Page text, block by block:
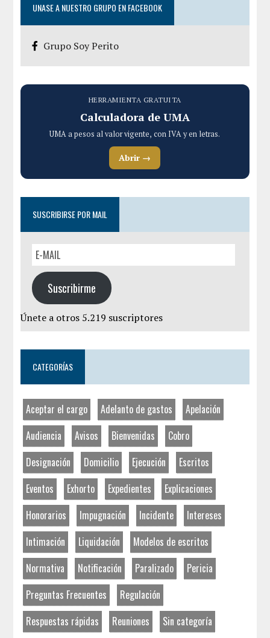
UNASE A NUESTRO GRUPO EN FACEBOOK
Grupo Soy Perito
HERRAMIENTA GRATUITA
Calculadora de UMA
UMA a pesos al valor vigente, con IVA y en letras.
Abrir →
SUSCRIBIRSE POR MAIL
Suscribirme
Únete a otros 5.219 suscriptores
CATEGORÍAS
Aceptar el cargo Adelanto de gastos
Apelación
Audiencia
Avisos Bienvenidas
Cobro
Designación
Domicilio Ejecución
Escritos
Eventos
Exhorto Expedientes
Explicaciones
Honorarios
Impugnación Incidente
Intereses
Intimación
Liquidación
Modelos de escritos
Normativa
Notificación Paralizado
Pericia
Preguntas Frecuentes
Regulación
Respuestas rápidas
Reuniones Sin categoría